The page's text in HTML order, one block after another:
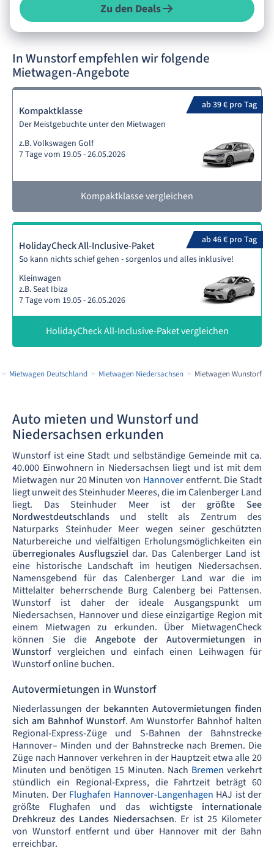
Zu den Deals
In Wunstorf empfehlen wir folgende
Mietwagen-Angebote
ab 39 € pro Tag
Kompaktklasse
Der Meistgebuchte unter den Mietwagen
z.B. Volkswagen Golf
7 Tage vom 19.05 - 26.05.2026
Kompaktklasse vergleichen
ab 46 € pro Tag
HolidayCheck All-Inclusive-Paket
So kann nichts schief gehen - sorgenlos und alles inklusive!
Kleinwagen
z.B. Seat Ibiza
7 Tage vom 19.05 - 26.05.2026
HolidayCheck All-Inclusive-Paket vergleichen
Mietwagen Deutschland Mietwagen Niedersachsen Mietwagen Wunstorf
Auto mieten und Wunstorf und
Niedersachsen erkunden
Wunstorf ist eine Stadt und selbständige Gemeinde mit ca.
40.000 Einwohnern in Niedersachsen liegt und ist mit dem
Mietwagen nur 20 Minuten von Hannoverentfernt. Die Stadt
liegt unweit des Steinhuder Meeres, die im Calenberger Land
liegt. Das Steinhuder Meer ist der größte See
Nordwestdeutschlands und stellt als Zentrum des
Naturparks Steinhuder Meer wegen seiner geschützten
Naturbereiche und vielfältigen Erholungsmöglichkeiten ein
überregionales Ausflugszieldar. Das Calenberger Land ist
eine historische Landschaft im heutigen Niedersachsen.
Namensgebend für das Calenberger Land war die im
Mittelalter beherrschende Burg Calenberg bei Pattensen.
Wunstorf ist daher der ideale Ausgangspunkt um
Niedersachsen, Hannover und diese einzigartige Region mit
einem Mietwagen zu erkunden. Über MietwagenCheck
können Sie die Angebote der Autovermietungen in
Wunstorf vergleichen und einfach einen Leihwagen für
Wunstorf online buchen.
Autovermietungen in Wunstorf
Niederlassungen der bekannten Autovermietungen finden
sich am Bahnhof Wunstorf. Am Wunstorfer Bahnhof halten
Regional-Express-Züge und S-Bahnen der Bahnstrecke
Hannover– Minden und der Bahnstrecke nach Bremen. Die
Züge nach Hannover verkehren in der Hauptzeit etwa alle 20
Minuten und benötigen 15 Minuten. Nach Bremen verkehrt
stündlich ein Regional-Express, die Fahrtzeit beträgt 60
Minuten. Der Flughafen Hannover-Langenhagen HAJ ist der
größte Flughafen und das wichtigste internationale
Drehkreuz des Landes Niedersachsen. Er ist 25 Kilometer
von Wunstorf entfernt und über Hannover mit der Bahn
erreichbar.